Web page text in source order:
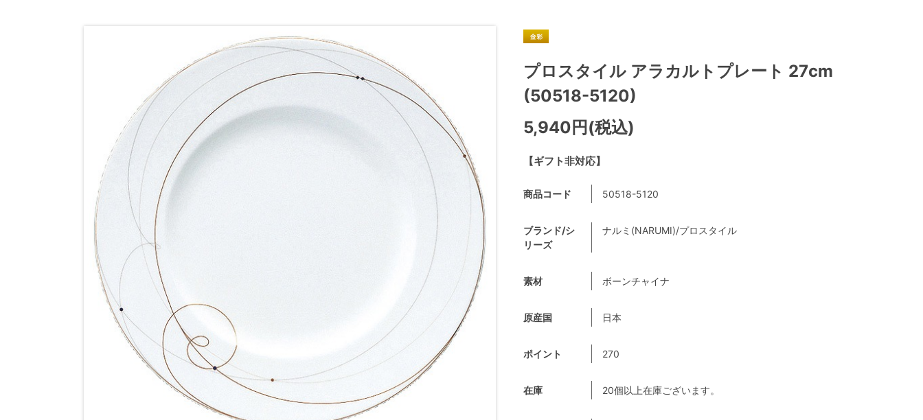
【ギフト非対応】
プロスタイル アラカルトプレート 27cm
(50518-5120)
5,940円(税込)
商品コード 50518-5120
ブランド/シ
リーズ
ナルミ(NARUMI)/プロスタイル
素材 ボーンチャイナ
原産国 日本
ポイント 270
在庫 20個以上在庫ございます。